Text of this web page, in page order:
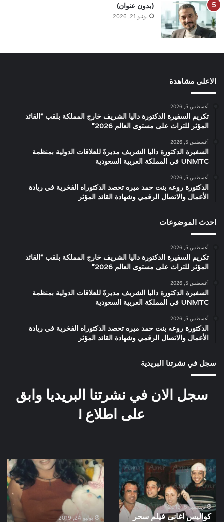
(بدون عنوان)
يونيو 21, 2026
الاعلى مشاهدة
أغسطس 5, 2026
تكريم السفيرة الدكتورة داليا الشريف خارج المملكة بلقب “القائد
المؤثر للتراث على مستوى العالم 2026”
أغسطس 5, 2026
السفيرة الدكتورة داليا الشريف مديرةً للعلاقات الدولية بمنظمة
UNMTC في المملكة العربية السعودية
أغسطس 5, 2026
الدكتورة روعه بنت حمد ميره تحصد الدكتوراه الفخرية في ريادة
الأعمال والاتصال الرقمي وشهادة القائد المؤثر
احدث الموضوعات
أغسطس 5, 2026
تكريم السفيرة الدكتورة داليا الشريف خارج المملكة بلقب “القائد
المؤثر للتراث على مستوى العالم 2026”
أغسطس 5, 2026
السفيرة الدكتورة داليا الشريف مديرةً للعلاقات الدولية بمنظمة
UNMTC في المملكة العربية السعودية
أغسطس 5, 2026
الدكتورة روعه بنت حمد ميره تحصد الدكتوراه الفخرية في ريادة
الأعمال والاتصال الرقمي وشهادة القائد المؤثر
سجل في نشرتنا البريدية
سجل الان في نشرتنا البريديا وابق
على اطلاع !
كواليس
اغانى
فيلم
سحر
العيون
سنة
ديسمبر 5, 2019
كواليس اغانى فيلم سحر
علا
غانم
كواليس
فيلم
الليالييوليو 24, 2019